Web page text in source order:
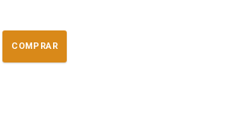
COMPRAR